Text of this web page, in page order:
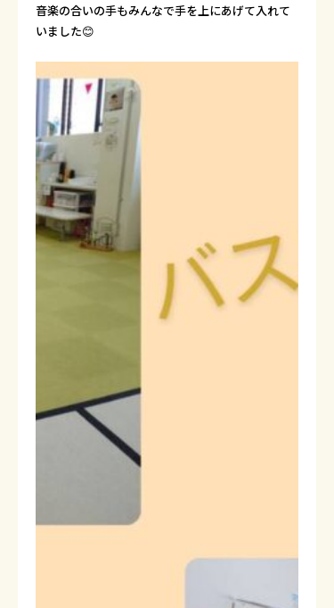
音楽の合いの手もみんなで手を上にあげて入れて
いました😊